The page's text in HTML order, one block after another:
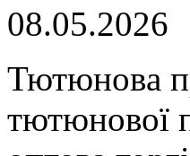
08.05.2026
Тютюнoвa
тютюнової